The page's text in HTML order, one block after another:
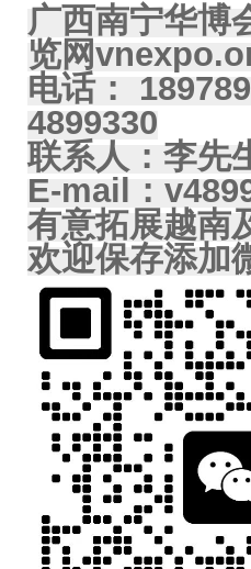
广西南宁华博
览网
电话：
4899330
联系人：李先
E-mail：
有意拓展越南
欢迎保存添加